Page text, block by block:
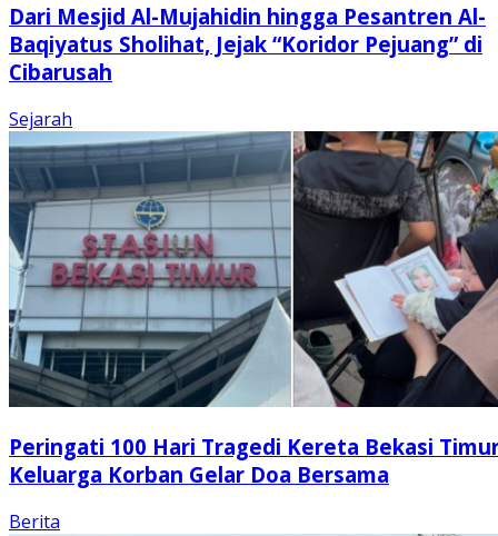
Dari Mesjid Al-Mujahidin hingga Pesantren Al-
Baqiyatus Sholihat, Jejak “Koridor Pejuang” di
Cibarusah
Sejarah
Peringati 100 Hari Tragedi Kereta Bekasi
Keluarga Korban Gelar Doa Bersama
Berita